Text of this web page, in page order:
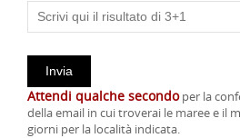
Attendi qualche secondoper la
della email in cui troverai le maree e il
giorni per la località indicata.